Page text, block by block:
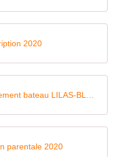
2020
parentale 2020